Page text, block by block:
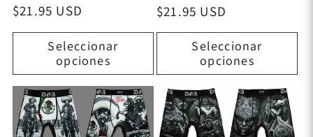
Precio
habitual
$21.95 USD
Seleccionar
opciones
Precio
habitual
$21.95 USD
Seleccionar
opciones